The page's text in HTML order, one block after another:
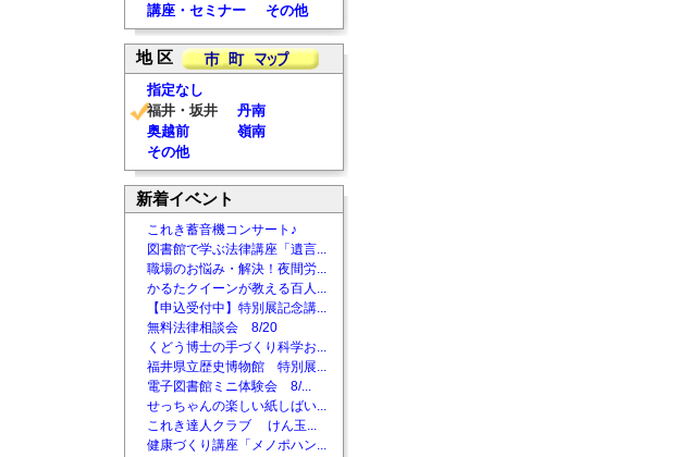
講座・セミナー
その他
地 区
指定なし
福井・坂井
丹南
奥越前
嶺南
その他
新着イベント
これき蓄音機コンサート♪
図書館で学ぶ法律講座「遺言...
職場のお悩み・解決！夜間労...
かるたクイーンが教える百人...
【申込受付中】特別展記念講...
無料法律相談会 8/20
くどう博士の手づくり科学お...
福井県立歴史博物館 特別展...
電子図書館ミニ体験会 8/...
せっちゃんの楽しい紙しばい...
これき達人クラブ けん玉...
健康づくり講座「メノポハン...